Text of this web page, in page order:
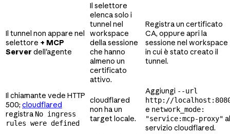
Il tunnel non appare nel
selettore + MCP
Server dell'agente
Il selettore
elenca solo i
tunnel nel
workspace
della sessione
che hanno
almeno un
certificato
attivo.
Registra un certificato
CA, oppure apri la
sessione nel workspace
in cui è stato creato il
tunnel.
Il chiamante vede HTTP
500; cloudflared
registra No ingress
rules were defined
cloudflared
non ha un
target locale.
Aggiungi --url
http://
e network_mode:
"service:mcp-proxy" al
servizio cloudflared.